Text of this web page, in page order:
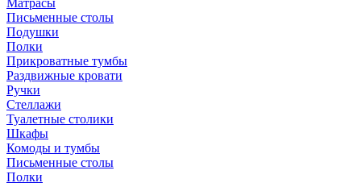
Письменные столы
Подушки
Полки
Прикроватные тумбы
Раздвижные кровати
Ручки
Стеллажи
Туалетные столики
Шкафы
Комоды и тумбы
Письменные столы
Полки